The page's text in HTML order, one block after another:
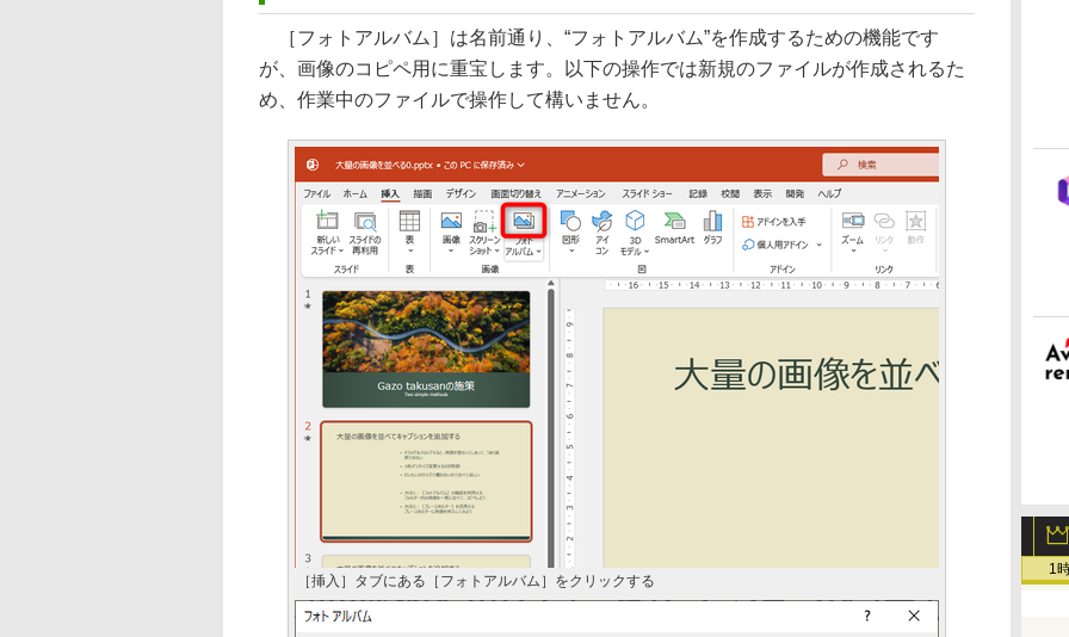
1
［フォトアルバム］は名前通り、“フォトアルバム”を作成するための機能です
が、画像のコピペ用に重宝します。以下の操作では新規のファイルが作成されるた
め、作業中のファイルで操作して構いません。
［挿入］タブにある［フォトアルバム］をクリックする